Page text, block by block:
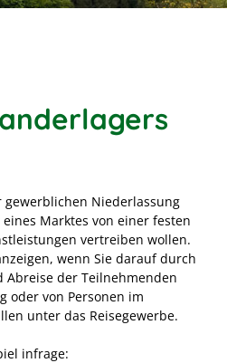
Niederlassung
Marktes von einer festen
vertreiben wollen.
wenn Sie darauf durch
der Teilnehmenden
oder von Personen im
unter das Reisegewerbe.
infrage: